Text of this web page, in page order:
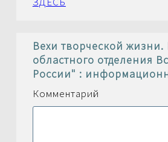
Вехи творческой
областного отделения
России" :
Комментарий